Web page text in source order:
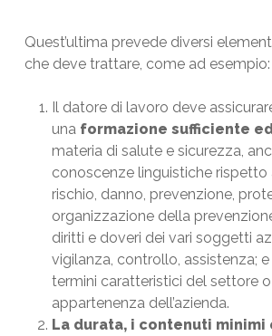
Quest’ultima prevede diversi
che deve trattare, come ad esempio:
Il datore di lavoro deve
una formazione sufficiente
materia di salute e sicurezza,
conoscenze linguistiche rispetto
rischio, danno, prevenzione,
organizzazione della
diritti e doveri dei vari soggetti
vigilanza, controllo, assistenza;
termini caratteristici del settore
appartenenza dell’azienda.
La durata, i contenuti